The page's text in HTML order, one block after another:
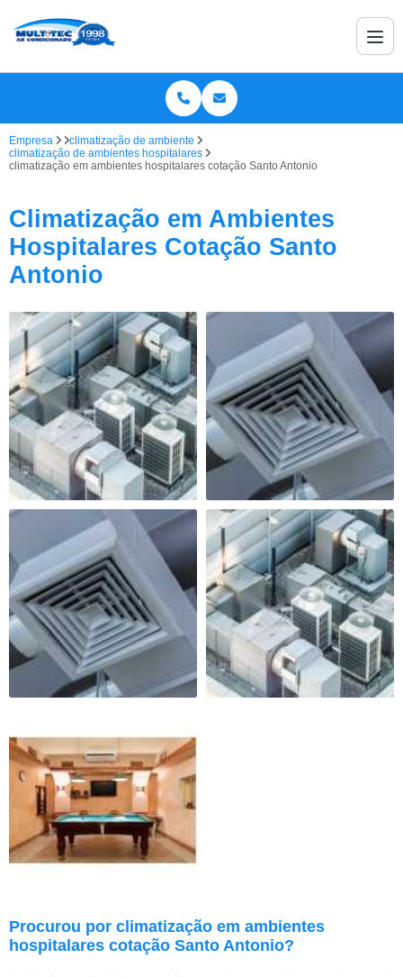
Empresa
climatização de ambiente
climatização de ambientes hospitalares
climatização em ambientes hospitalares cotação Santo Antonio
Climatização em Ambientes
Hospitalares Cotação Santo
Antonio
Procurou por climatização em ambientes
hospitalares cotação Santo Antonio?